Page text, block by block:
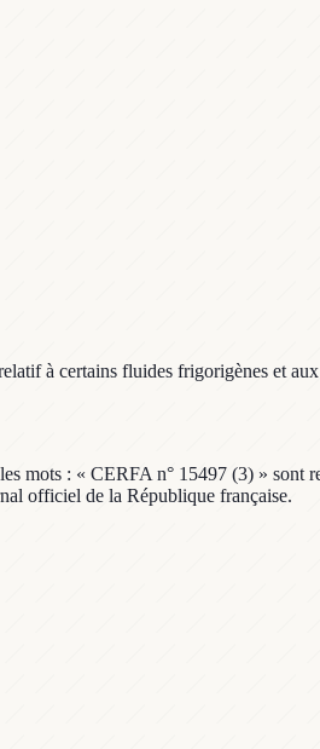
à certains fluides frigorigènes et
mots : « CERFA n° 15497 (3) »
officiel de la République française.